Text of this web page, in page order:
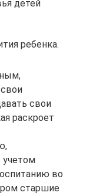
детей
ребенка.
свои
раскроет
учетом
во
старшие